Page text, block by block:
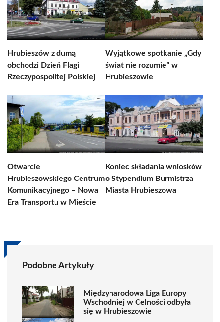
Hrubieszów z dumą
obchodzi Dzień Flagi
Rzeczypospolitej Polskiej
Wyjątkowe spotkanie „Gdy
świat nie rozumie” w
Hrubieszowie
Otwarcie
Hrubieszowskiego Centrum
Komunikacyjnego – Nowa
Era Transportu w Mieście
Koniec składania wniosków
o Stypendium Burmistrza
Miasta Hrubieszowa
Podobne Artykuły
Międzynarodowa Liga Europy
Wschodniej w Celności odbyła
się w Hrubieszowie